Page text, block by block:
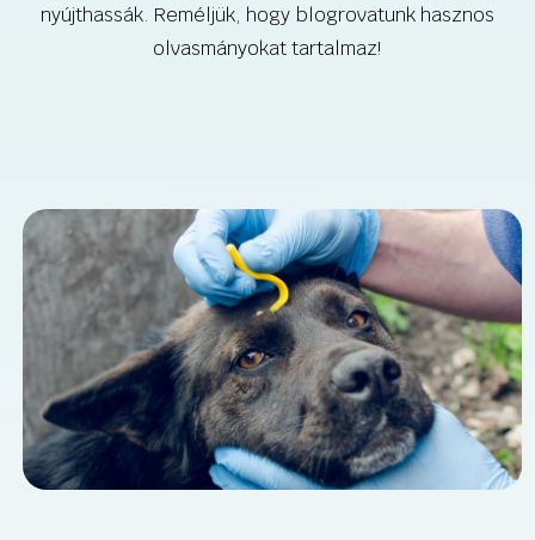
nyújthassák. Reméljük, hogy blogrovatunk hasznos
olvasmányokat tartalmaz!